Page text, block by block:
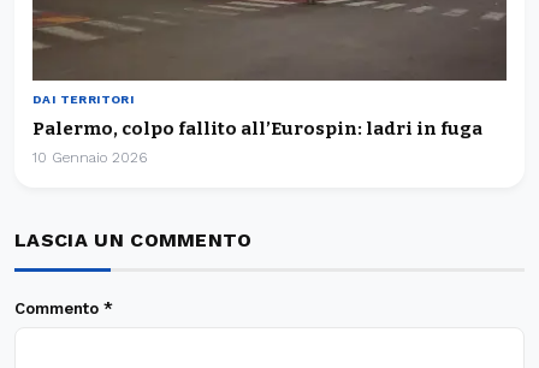
DAI TERRITORI
Palermo, colpo fallito all’Eurospin: ladri in fuga
10 Gennaio 2026
LASCIA UN COMMENTO
Commento *